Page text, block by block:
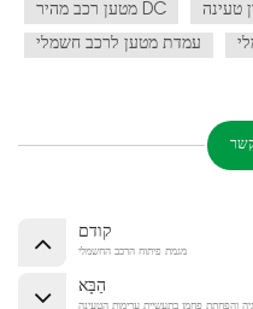
מטען רכב מהיר DC
טעינה
עמדת מטען לרכב חשמלי
קודם
מגמת פיתוח הרכב החשמלי
הַבָּא
והפחתת פחמן בתעשיית ערימות הטעינה